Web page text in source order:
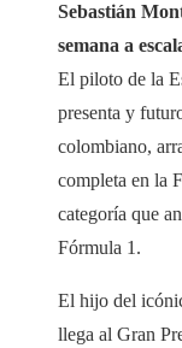
Sebastián
semana a
El piloto de la
presenta y
colombiano,
completa en la
categoría que
Fórmula 1.
El hijo del
llega al Gran